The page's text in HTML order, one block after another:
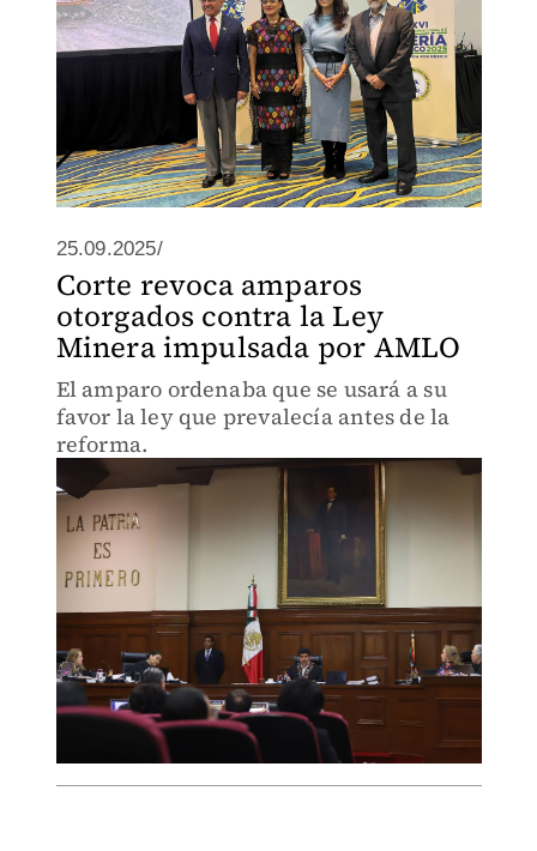
25.09.2025/
Corte revoca amparos
otorgados contra la Ley
Minera impulsada por AMLO
El amparo ordenaba que se usará a su
favor la ley que prevalecía antes de la
reforma.